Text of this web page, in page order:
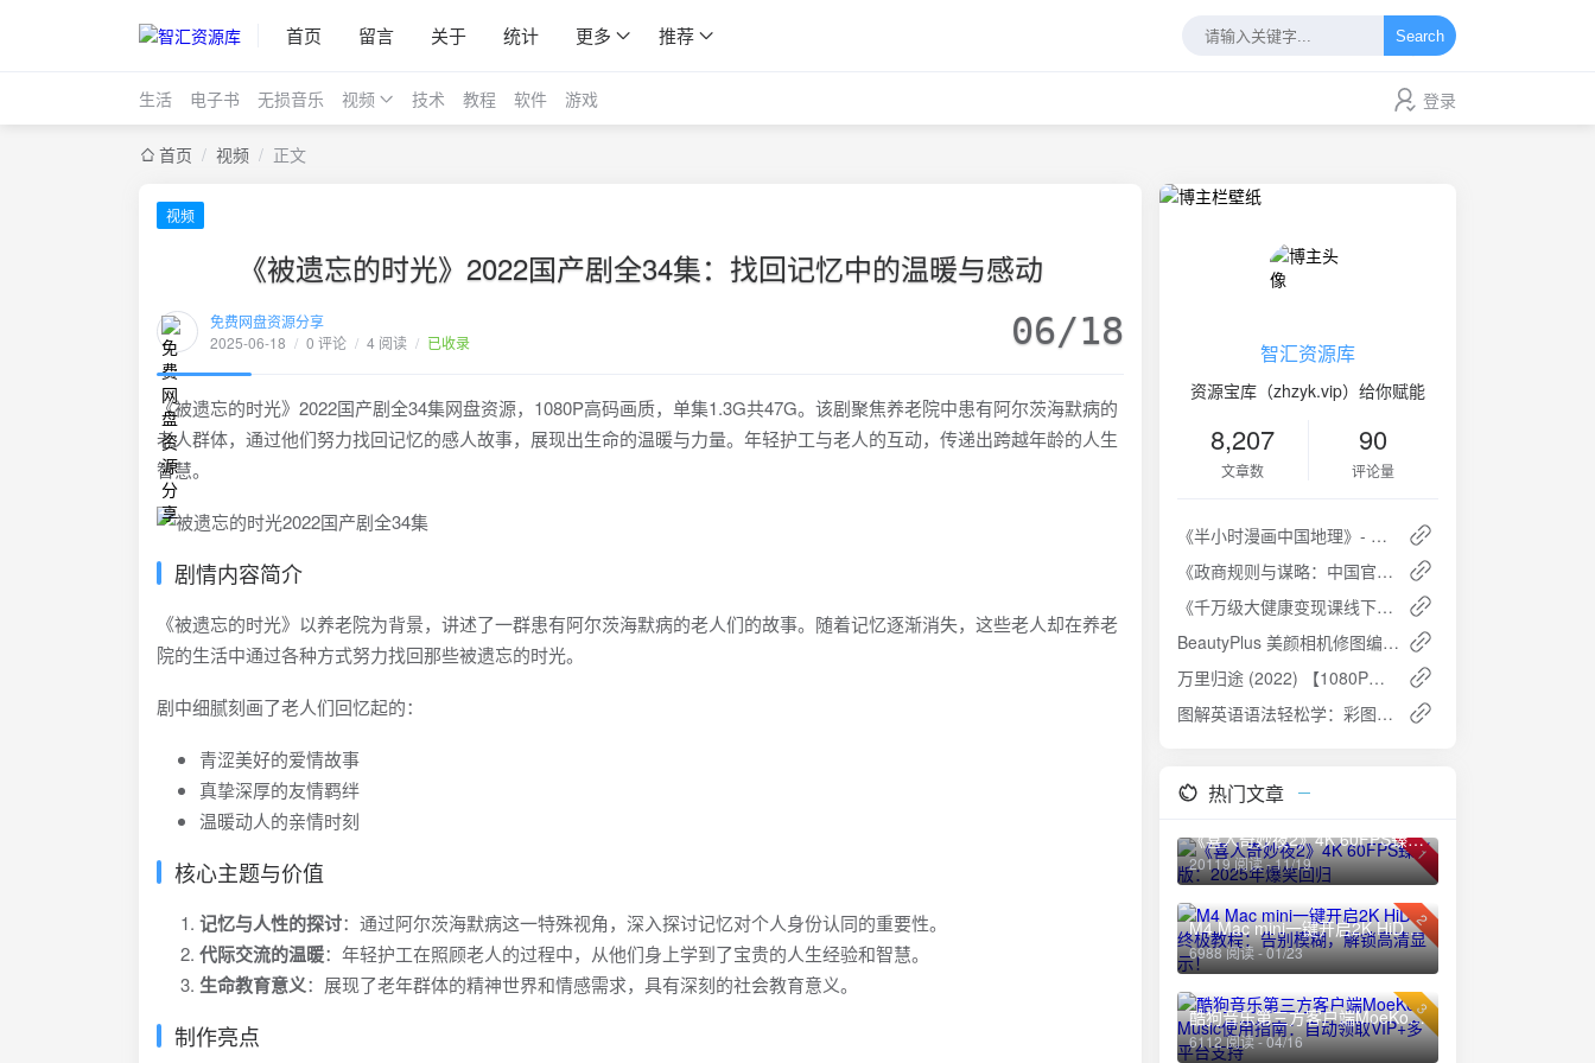
首页 留言 关于 统计 更多 推荐 Search
生活 电子书 无损音乐 视频 技术 教程 软件 游戏 登录
首页 / 视频 / 正文
视频
《被遗忘的时光》2022国产剧全34集：找回记忆中的温暖与感动
免费网盘资源分享
2025-06-18 / 0 评论 / 4 阅读 / 已收录 06/18
《被遗忘的时光》2022国产剧全34集网盘资源，1080P高码画质，单集1.3G共47G。该剧聚焦养老院中患有阿尔茨海默病的
老人群体，通过他们努力找回记忆的感人故事，展现出生命的温暖与力量。年轻护工与老人的互动，传递出跨越年龄的人生
智慧。
剧情内容简介
《被遗忘的时光》以养老院为背景，讲述了一群患有阿尔茨海默病的老人们的故事。随着记忆逐渐消失，这些老人却在养老
院的生活中通过各种方式努力找回那些被遗忘的时光。
剧中细腻刻画了老人们回忆起的：
青涩美好的爱情故事
真挚深厚的友情羁绊
温暖动人的亲情时刻
核心主题与价值
记忆与人性的探讨：通过阿尔茨海默病这一特殊视角，深入探讨记忆对个人身份认同的重要性。
代际交流的温暖：年轻护工在照顾老人的过程中，从他们身上学到了宝贵的人生经验和智慧。
生命教育意义：展现了老年群体的精神世界和情感需求，具有深刻的社会教育意义。
制作亮点
智汇资源库
资源宝库（zhzyk.vip）给你赋能
8,207
文章数
90
评论量
《半小时漫画中国地理》- 轻松读懂中国地理，尽览祖国大好河山
《政商规则与谋略：中国官场小说系列》- 考验你双商的政商大戏
《千万级大健康变现课线下课》：健康行业的商业变现指南
BeautyPlus 美颜相机修图编辑，解锁高级版
万里归途 (2022) 【1080P超清】【国语中字】
图解英语语法轻松学：彩图版，用老外思维理解语法概念
热门文章
1
《喜人奇妙夜2》4K 60FPS臻彩版：2025年爆笑回归
20119 阅读 - 11/19
2
M4 Mac mini一键开启2K HiDPI终极教程：告别模糊，解锁高清显示！
6988 阅读 - 01/23
3
酷狗音乐第三方客户端MoeKoe Music使用指南：自动领取VIP+多平台支持
6112 阅读 - 04/16